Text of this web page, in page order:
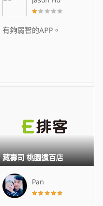
有夠弱智的APP。
Pan
藏壽司 桃園遠百店